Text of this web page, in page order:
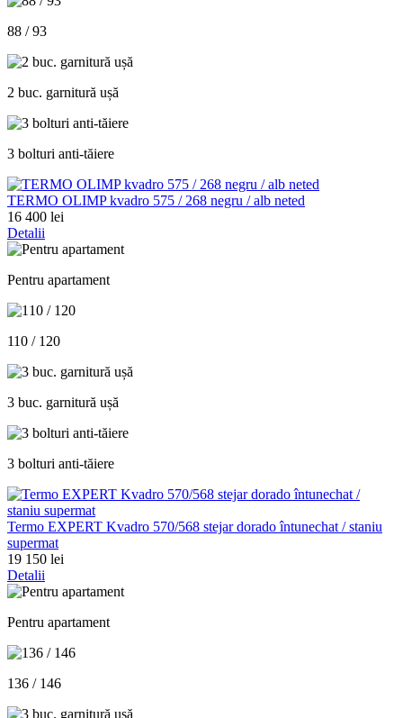
88 / 93
2 buc. garnitură ușă
3 bolturi anti-tăiere
TERMO OLIMP kvadro 575 / 268 negru / alb neted
16 400 lei
Detalii
Pentru apartament
110 / 120
3 buc. garnitură ușă
3 bolturi anti-tăiere
Termo EXPERT Kvadro 570/568 stejar dorado întunechat / staniu
supermat
19 150 lei
Detalii
Pentru apartament
136 / 146